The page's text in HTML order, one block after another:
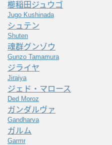
櫛稲田ジュウゴ
Jugo Kushinada
シュテン
Shuten
魂群グンゾウ
Gunzo Tamamura
ジライヤ
Jiraiya
ジェド・マロース
Ded Moroz
ガンダルヴァ
Gandharva
ガルム
Garmr